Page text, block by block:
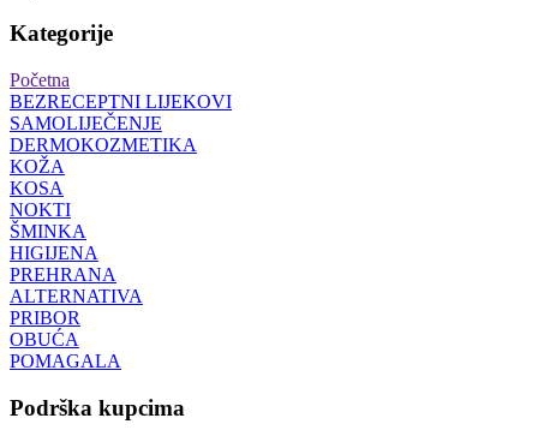
Kategorije
Početna
BEZRECEPTNI LIJEKOVI
SAMOLIJEČENJE
DERMOKOZMETIKA
KOŽA
KOSA
NOKTI
ŠMINKA
HIGIJENA
PREHRANA
ALTERNATIVA
PRIBOR
OBUĆA
POMAGALA
Podrška kupcima